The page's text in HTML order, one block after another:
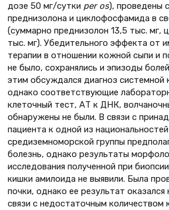
дозе 50 мг/сутки per os), проведены
преднизолона и циклофосфамида в
(суммарно преднизолон 13,5 тыс. мг,
тыс. мг). Убедительного эффекта от
терапии в отношении кожной сыпи и
не было, сохранялись и эпизоды
этим обсуждался диагноз системной
однако соответствующие
клеточный тест, АТ к ДНК,
обнаружены не были. В связи с
пациента к одной из национальностей
средиземноморской группы
болезнь, однако результаты
исследования полученной при
кишки амилоида не выявили. Была
почки, однако ее результат
связи с недостаточным количеством